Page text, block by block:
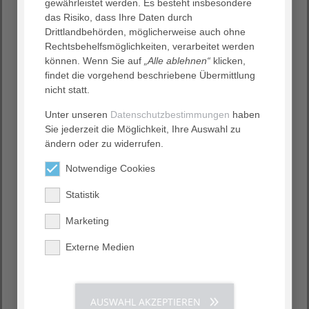
Unsere Veranstaltungen
Wir bieten zahlreiche Veranstaltungen in
gewährleistet werden. Es besteht insbesondere
das Risiko, dass Ihre Daten durch
Drittlandbehörden, möglicherweise auch ohne
Rechtsbehelfsmöglichkeiten, verarbeitet werden
können. Wenn Sie auf „Alle ablehnen“ klicken,
findet die vorgehend beschriebene Übermittlung
nicht statt.
Unter unseren Datenschutzbestimmungen haben
Sie jederzeit die Möglichkeit, Ihre Auswahl zu
ändern oder zu widerrufen.
Notwendige Cookies
Statistik
Marketing
Externe Medien
AUSWAHL AKZEPTIEREN